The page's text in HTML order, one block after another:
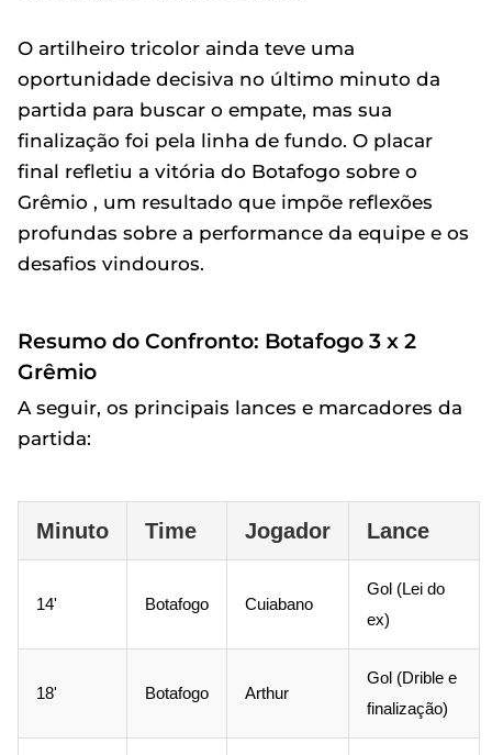
O artilheiro tricolor ainda teve uma
oportunidade decisiva no último minuto da
partida para buscar o empate, mas sua
finalização foi pela linha de fundo. O placar
final refletiu a vitória do Botafogo sobre o
Grêmio , um resultado que impõe reflexões
profundas sobre a performance da equipe e os
desafios vindouros.
Resumo do Confronto: Botafogo 3 x 2
Grêmio
A seguir, os principais lances e marcadores da
partida:
Minuto Time Jogador Lance
14' Botafogo Cuiabano
Gol (Lei do
ex)
18' Botafogo Arthur
Gol (Drible e
finalização)